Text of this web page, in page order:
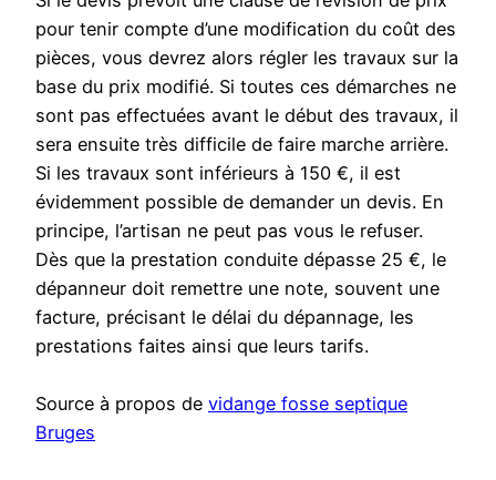
pour tenir compte d’une modification du coût des
pièces, vous devrez alors régler les travaux sur la
base du prix modifié. Si toutes ces démarches ne
sont pas effectuées avant le début des travaux, il
sera ensuite très difficile de faire marche arrière.
Si les travaux sont inférieurs à 150 €, il est
évidemment possible de demander un devis. En
principe, l’artisan ne peut pas vous le refuser.
Dès que la prestation conduite dépasse 25 €, le
dépanneur doit remettre une note, souvent une
facture, précisant le délai du dépannage, les
prestations faites ainsi que leurs tarifs.
Source à propos de vidange fosse septique
Bruges